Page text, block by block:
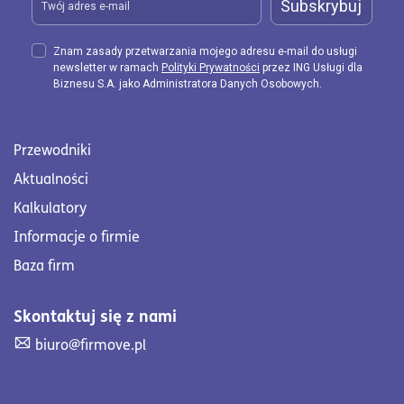
Przewodniki
Aktualności
Kalkulatory
Informacje o firmie
Baza firm
Skontaktuj się z nami
Skontaktuj się z nami. Wyślij mail na adres
biuro@firmove.pl
Subskrybuj
Znam zasady przetwarzania mojego adresu e-mail do usługi
newsletter w ramach Polityki Prywatności przez ING Usługi dla
Biznesu S.A. jako Administratora Danych Osobowych.